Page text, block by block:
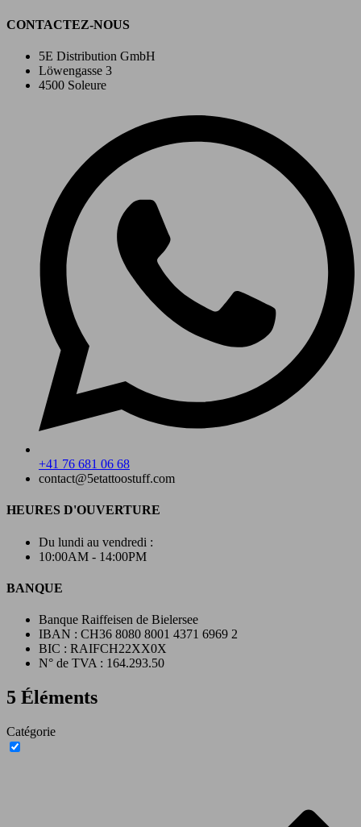
CONTACTEZ-NOUS
5E Distribution GmbH
Löwengasse 3
4500 Soleure
+41 76 681 06 68
contact@5etattoostuff.com
HEURES D'OUVERTURE
Du lundi au vendredi :
10:00AM - 14:00PM
BANQUE
Banque Raiffeisen de Bielersee
IBAN : CH36 8080 8001 4371 6969 2
BIC : RAIFCH22XX0X
N° de TVA : 164.293.50
5 Éléments
Catégorie